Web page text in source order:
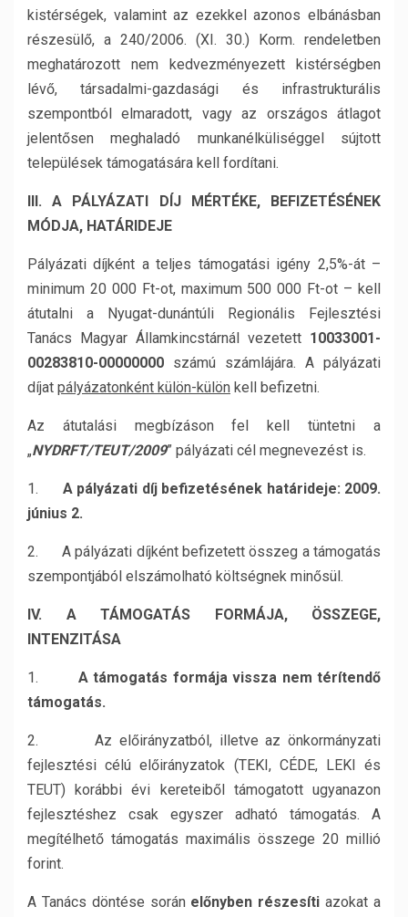
kistérségek, valamint az ezekkel azonos elbánásban
részesülő, a 240/2006. (XI. 30.) Korm. rendeletben
meghatározott nem kedvezményezett kistérségben
lévő, társadalmi-gazdasági és infrastrukturális
szempontból elmaradott, vagy az országos átlagot
jelentősen meghaladó munkanélküliséggel sújtott
települések támogatására kell fordítani.
III. A PÁLYÁZATI DÍJ MÉRTÉKE, BEFIZETÉSÉNEK
MÓDJA, HATÁRIDEJE
Pályázati díjként a teljes támogatási igény 2,5%-át –
minimum 20 000 Ft-ot, maximum 500 000 Ft-ot – kell
átutalni a Nyugat-dunántúli Regionális Fejlesztési
Tanács Magyar Államkincstárnál vezetett 10033001-
00283810-00000000 számú számlájára. A pályázati
díjat pályázatonként külön-külön kell befizetni.
Az átutalási megbízáson fel kell tüntetni a
„NYDRFT/TEUT/2009” pályázati cél megnevezést is.
1. A pályázati díj befizetésének határideje: 2009.
június 2.
2. A pályázati díjként befizetett összeg a támogatás
szempontjából elszámolható költségnek minősül.
IV. A TÁMOGATÁS FORMÁJA, ÖSSZEGE,
INTENZITÁSA
1. A támogatás formája vissza nem térítendő
támogatás.
2. Az előirányzatból, illetve az önkormányzati
fejlesztési célú előirányzatok (TEKI, CÉDE, LEKI és
TEUT) korábbi évi kereteiből támogatott ugyanazon
fejlesztéshez csak egyszer adható támogatás. A
megítélhető támogatás maximális összege 20 millió
forint.
A Tanács döntése során előnyben részesíti azokat a